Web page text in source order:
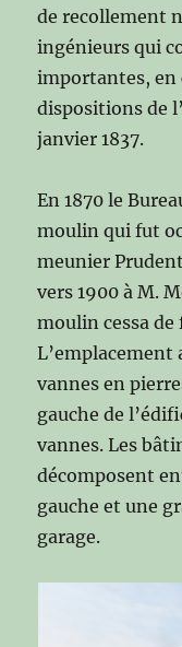
de recollement
ingénieurs qui
importantes, en
dispositions de
janvier 1837.
En 1870 le
moulin qui fut
meunier
vers 1900 à M.
moulin cessa
L’emplacement
vannes en
gauche de
vannes. Les
décomposent
gauche et une
garage.